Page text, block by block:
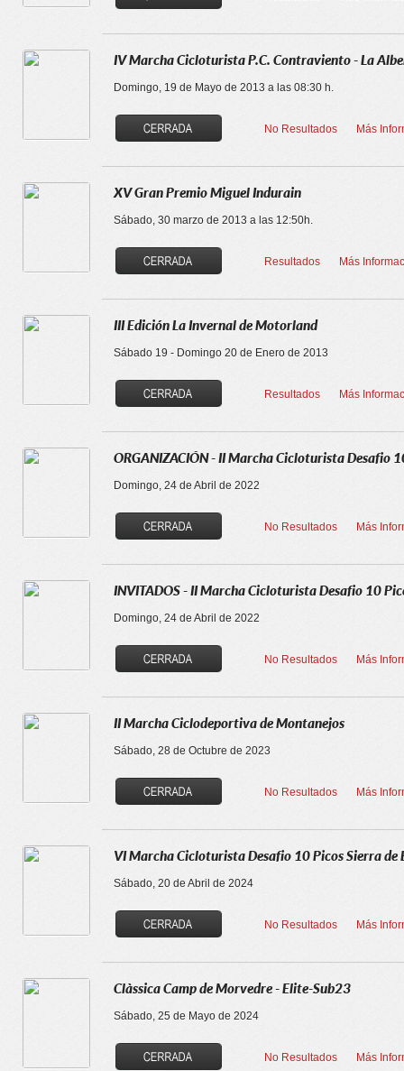
IV Marcha Cicloturista P.C. Contraviento - La
Domingo, 19 de Mayo de 2013 a las 08:30 h.
No Resultados Más
XV Gran Premio Miguel Indurain
Sábado, 30 marzo de 2013 a las 12:50h.
Resultados Más
III Edición La Invernal de Motorland
Sábado 19 - Domingo 20 de Enero de 2013
Resultados Más
ORGANIZACIÓN - II Marcha Cicloturista Desafio
Domingo, 24 de Abril de 2022
No Resultados Más
INVITADOS - II Marcha Cicloturista Desafio 10
Domingo, 24 de Abril de 2022
No Resultados Más
II Marcha Ciclodeportiva de Montanejos
Sábado, 28 de Octubre de 2023
No Resultados Más
VI Marcha Cicloturista Desafio 10 Picos Sierra de
Sábado, 20 de Abril de 2024
No Resultados Más
Clàssica Camp de Morvedre - Elite-Sub23
Sábado, 25 de Mayo de 2024
No Resultados Más